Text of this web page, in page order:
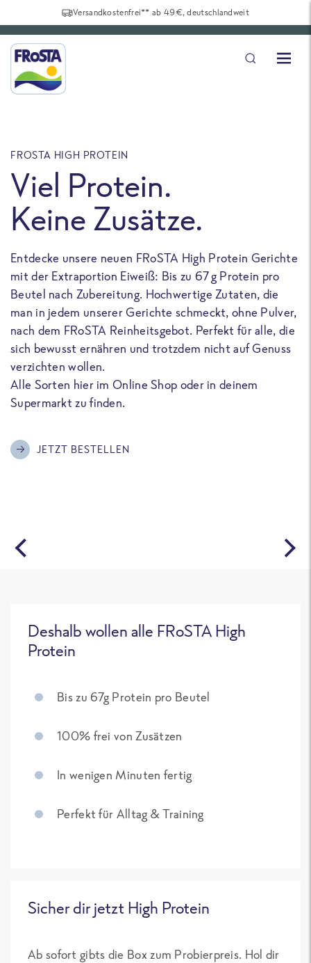
Versandkostenfrei** ab 49€, deutschlandweit
FROSTA HIGH PROTEIN
Viel Protein.
Keine Zusätze.
Entdecke unsere neuen FRoSTA High Protein Gerichte
mit der Extraportion Eiweiß: Bis zu 67 g Protein pro
Beutel nach Zubereitung. Hochwertige Zutaten, die
man in jedem unserer Gerichte schmeckt, ohne Pulver,
nach dem FRoSTA Reinheitsgebot. Perfekt für alle, die
sich bewusst ernähren und trotzdem nicht auf Genuss
verzichten wollen.
Alle Sorten hier im Online Shop oder in deinem
Supermarkt zu finden.
JETZT BESTELLEN
Deshalb wollen alle FRoSTA High
Protein
Bis zu 67g Protein pro Beutel
100% frei von Zusätzen
In wenigen Minuten fertig
Perfekt für Alltag & Training
Sicher dir jetzt High Protein
Ab sofort gibts die Box zum Probierpreis. Hol dir